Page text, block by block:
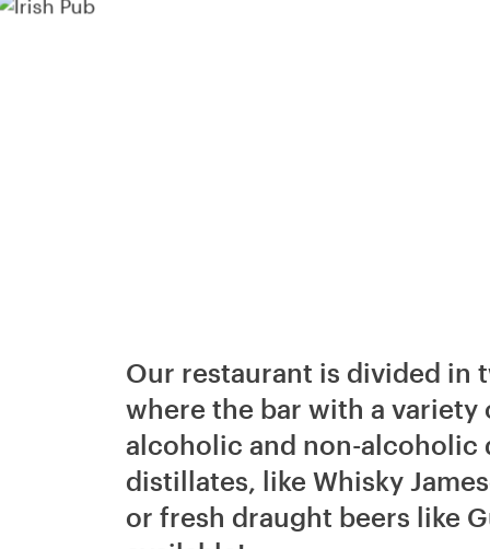
Our restaurant is divided in
where the bar with a
alcoholic and non-alcoholic
distillates, like Whisky
or fresh draught beers like